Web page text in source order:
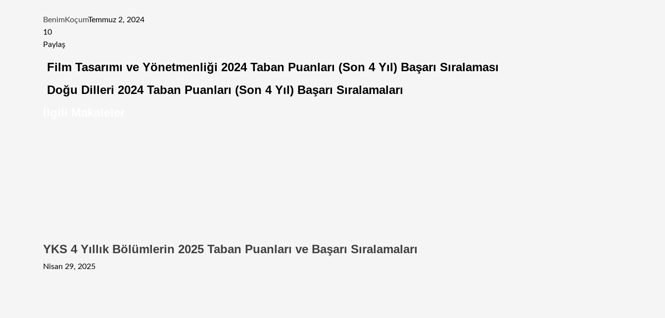
BenimKoçumTemmuz 2, 2024
10
Facebook
Twitter
LinkedIn
Tumblr
Pinterest
Reddit
WhatsApp
Telegram
E-
ile
Paylaş
Posta
paylaş
Film Tasarımı ve Yönetmenliği 2024 Taban Puanları (Son 4 Yıl) Başarı Sıralaması
Doğu Dilleri 2024 Taban Puanları (Son 4 Yıl) Başarı Sıralamaları
YKS 4 Yıllık Bölümlerin 2025 Taban Puanları ve Başarı Sıralamaları
Nisan 29, 2025